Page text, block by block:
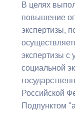
В целях
повышение
экспертизы,
экспертизы с
социальной
Российской
Подпунктом